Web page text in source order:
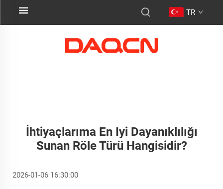
TR
İhtiyaçlarıma En Iyi Dayanıklılığı
Sunan Röle Türü Hangisidir?
2026-01-06 16:30:00